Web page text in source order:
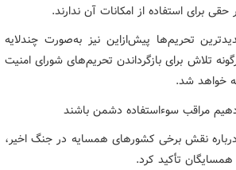
حقی برای استفاده از امکانات آن ندارند.
تحریم‌ها پیش‌ازاین نیز به‌صورت چندلایه
تلاش برای بازگرداندن تحریم‌های شورای امنیت
خواهد شد.
مراقب سوءاستفاده دشمن باشند
نقش برخی کشورهای همسایه در جنگ اخیر،
همسایگان تأکید کرد.